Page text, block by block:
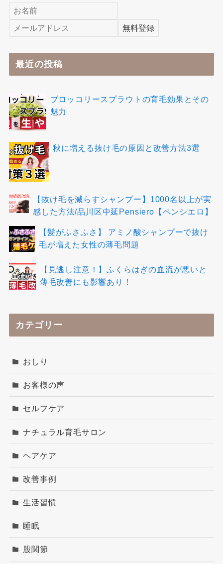
最近の投稿
ブロッコリースプラウトの育毛効果とその
魅力
秋に増える抜け毛の原因と改善方法3選
【抜け毛を減らすシャンプー】1000名以上が実
感した方法/品川区中延Pensiero【ペンシエロ】
【髪がふさふさ】 アミノ酸シャンプーで抜け
毛が増えた女性の薄毛問題
【見逃し注意！】ふくらはぎの血流が悪いと
薄毛改善にも影響あり！
カテゴリー
おしり
お客様の声
セルフケア
ナチュラル育毛サロン
ヘアケア
改善事例
生活習慣
睡眠
股関節